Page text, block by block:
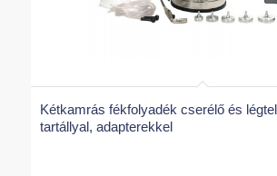
Kétkamrás fékfolyadék cserélő és
tartállyal, adapterekkel